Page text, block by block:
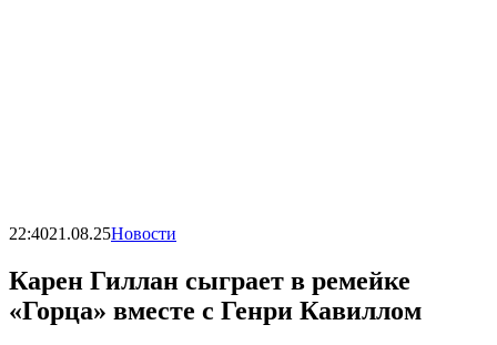
22:4021.08.25Новости
Карен Гиллан сыграет в ремейке
«Горца» вместе с Генри Кавиллом